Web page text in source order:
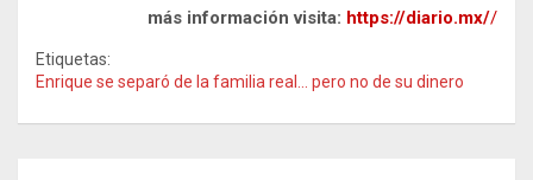
más información visita: https://diario.mx//
Etiquetas:
Enrique se separó de la familia real... pero no de su dinero